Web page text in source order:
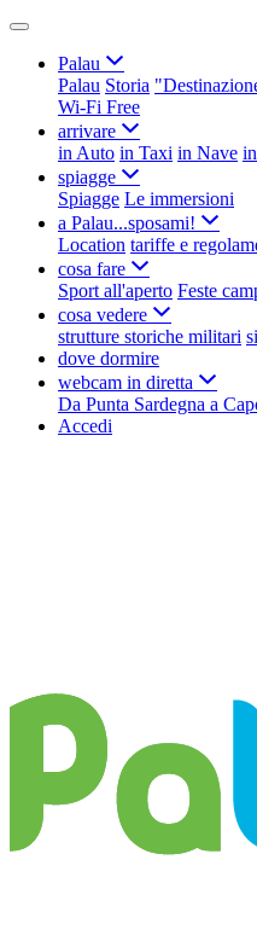
Palau
Palau Storia
Wi-Fi Free
arrivare
in Auto in Taxi in Nave
spiagge
Spiagge Le immersioni
a Palau...sposami!
Location tariffe e
cosa fare
Sport all'aperto Feste
cosa vedere
strutture storiche militari
dove dormire
webcam in diretta
Da Punta Sardegna a
Accedi